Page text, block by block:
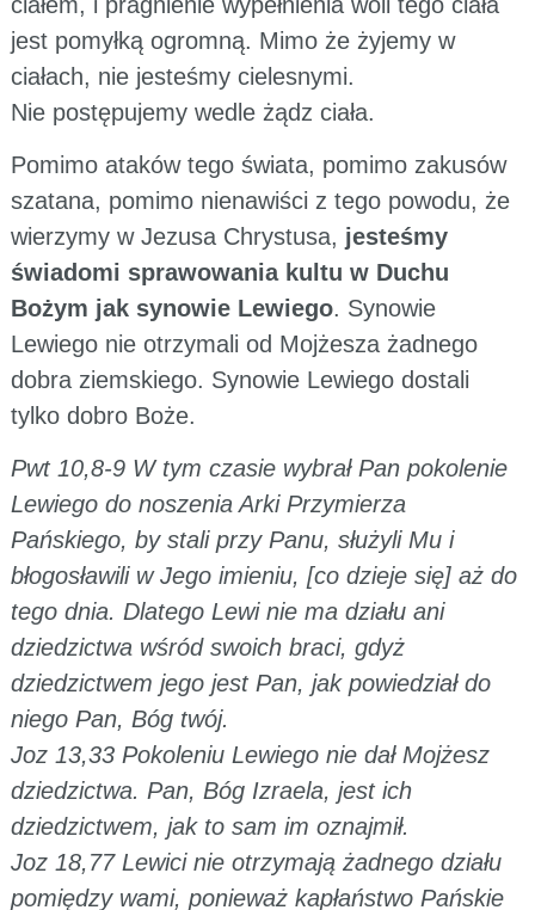
jest pomyłką ogromną. Mimo że żyjemy w
ciałach, nie jesteśmy cielesnymi.
Nie postępujemy wedle żądz ciała.
Pomimo ataków tego świata, pomimo zakusów
szatana, pomimo nienawiści z tego powodu, że
wierzymy w Jezusa Chrystusa, jesteśmy
świadomi sprawowania kultu w Duchu
Bożym jak synowie Lewiego. Synowie
Lewiego nie otrzymali od Mojżesza żadnego
dobra ziemskiego. Synowie Lewiego dostali
tylko dobro Boże.
Pwt 10,8-9 W tym czasie wybrał Pan pokolenie
Lewiego do noszenia Arki Przymierza
Pańskiego, by stali przy Panu, służyli Mu i
błogosławili w Jego imieniu, [co dzieje się] aż do
tego dnia. Dlatego Lewi nie ma działu ani
dziedzictwa wśród swoich braci, gdyż
dziedzictwem jego jest Pan, jak powiedział do
niego Pan, Bóg twój.
Joz 13,33 Pokoleniu Lewiego nie dał Mojżesz
dziedzictwa. Pan, Bóg Izraela, jest ich
dziedzictwem, jak to sam im oznajmił.
Joz 18,77 Lewici nie otrzymają żadnego działu
pomiędzy wami, ponieważ kapłaństwo Pańskie